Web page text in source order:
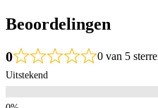
Beoordelingen
0 0 van 5
Uitstekend